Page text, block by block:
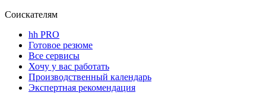
Соискателям
hh PRO
Готовое резюме
Все сервисы
Хочу у вас работать
Производственный календарь
Экспертная рекомендация